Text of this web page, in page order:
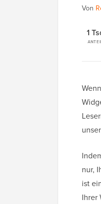
Von
1
nur,
ist
Ihrer